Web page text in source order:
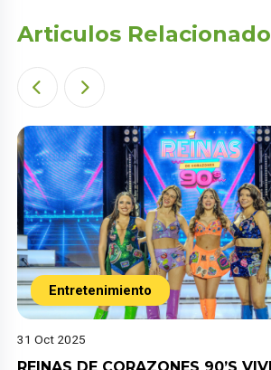
Articulos
Entretenimiento
31 Oct 2025